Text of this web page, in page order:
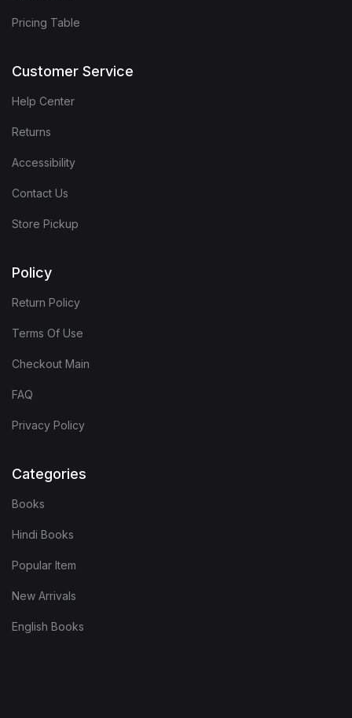
Pricing Table
Customer Service
Help Center
Returns
Accessibility
Contact Us
Store Pickup
Policy
Return Policy
Terms Of Use
Checkout Main
FAQ
Privacy Policy
Categories
Books
Hindi Books
Popular Item
New Arrivals
English Books